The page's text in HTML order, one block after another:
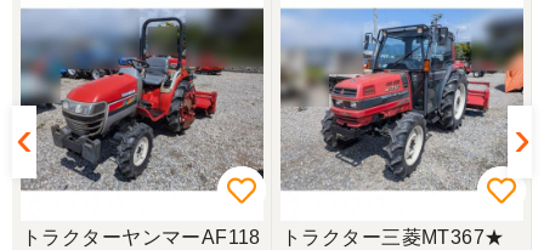
トラクターヤンマーAF118
トラクター三菱MT367★